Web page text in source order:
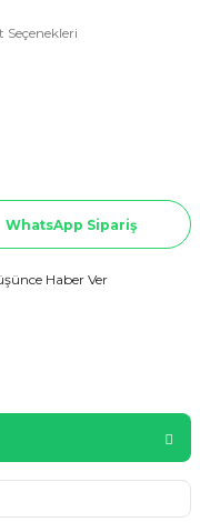
Seçenekleri
WhatsApp Sipariş
Haber Ver